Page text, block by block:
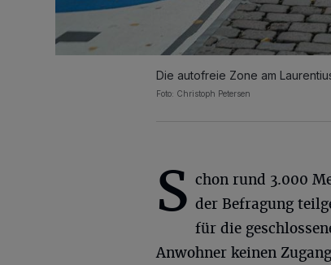
Die autofreie Zone am
Foto: Christoph Petersen
S chon rund 3.000
der Befragung
für die
Anwohner keinen